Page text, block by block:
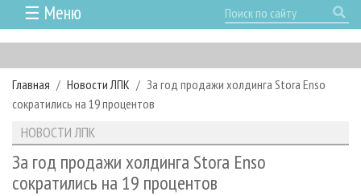
☰ Меню
ГЛАВНАЯ
РУБРИКИ И ТЕМЫ
РУБРИКИ ЖУРНАЛА
ЛЕСОЗАГОТОВКА
ЛЕСОПИЛЕНИЕ
НОВОСТИ
НОВОСТИ ЛПК
НОВОСТИ ЖУРНАЛА
ПРОЕКТЫ ЛПИ
АНАЛИТИКА
ПРЕДПРИЯТИЯ ЛПК
АРХИВ ЖУРНАЛОВ
О ЖУРНАЛЕ
Главная Новости ЛПК
За год продажи холдинга Stora Enso
сократились на 19 процентов
НОВОСТИ ЛПК
За год продажи холдинга Stora Enso
сократились на 19 процентов